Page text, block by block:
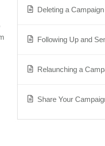
Deleting a Campaign
Following Up and
Relaunching a
Share Your